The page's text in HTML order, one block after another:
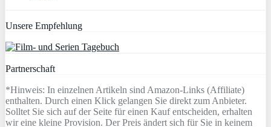
Unsere Empfehlung
Partnerschaft
*Hinweis: In einzelnen Artikeln sind Amazon-Links (Affiliate)
enthalten. Durch einen Klick gelangen Sie direkt zum Anbieter.
Solltet Sie sich auf der Seite für einen Kauf entscheiden, erhalten
wir eine kleine Provision. Der Preis ändert sich für Sie in keinem